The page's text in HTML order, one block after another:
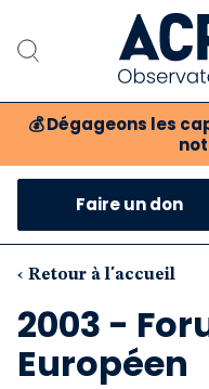
💰 Dégageons les
Notre
Nos
Faire un don
‹ Retour à l'accueil
2003 -
Européen